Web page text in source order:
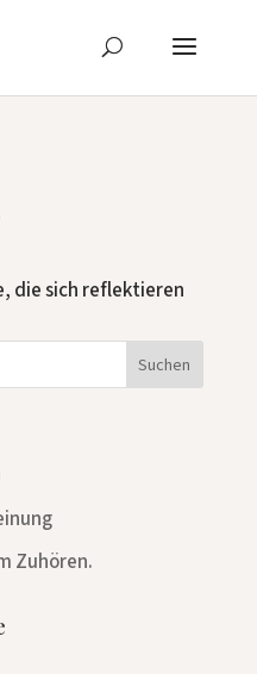
die sich reflektieren
Zuhören.